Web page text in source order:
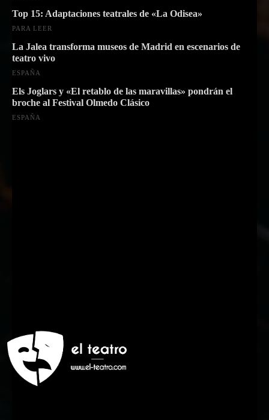
Top 15: Adaptaciones teatrales de «La Odisea»
PARA LEER
La Jalea transforma museos de Madrid en escenarios de
teatro vivo
ESPAÑA
Els Joglars y «El retablo de las maravillas» pondrán el
broche al Festival Olmedo Clásico
ESPAÑA